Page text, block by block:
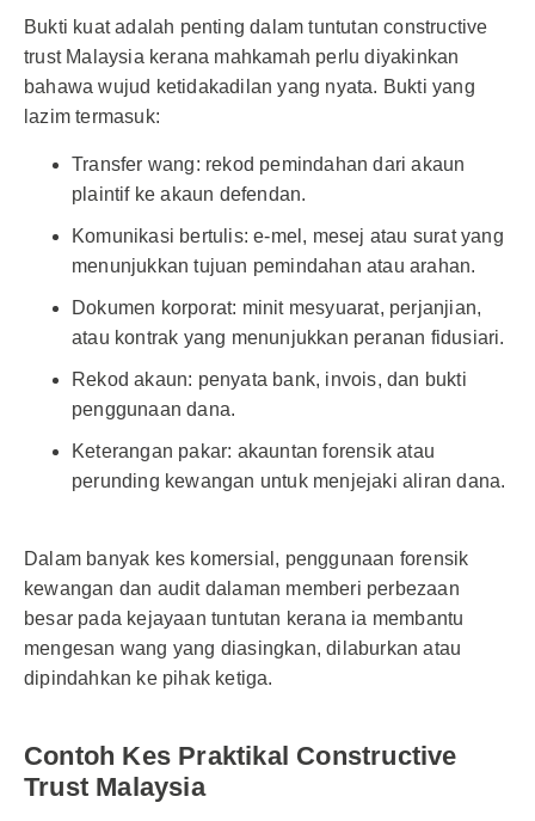
Bukti kuat adalah penting dalam tuntutan constructive
trust Malaysia kerana mahkamah perlu diyakinkan
bahawa wujud ketidakadilan yang nyata. Bukti yang
lazim termasuk:
Transfer wang: rekod pemindahan dari akaun
plaintif ke akaun defendan.
Komunikasi bertulis: e-mel, mesej atau surat yang
menunjukkan tujuan pemindahan atau arahan.
Dokumen korporat: minit mesyuarat, perjanjian,
atau kontrak yang menunjukkan peranan fidusiari.
Rekod akaun: penyata bank, invois, dan bukti
penggunaan dana.
Keterangan pakar: akauntan forensik atau
perunding kewangan untuk menjejaki aliran dana.
Dalam banyak kes komersial, penggunaan forensik
kewangan dan audit dalaman memberi perbezaan
besar pada kejayaan tuntutan kerana ia membantu
mengesan wang yang diasingkan, dilaburkan atau
dipindahkan ke pihak ketiga.
Contoh Kes Praktikal Constructive
Trust Malaysia